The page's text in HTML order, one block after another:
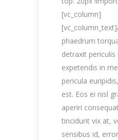
[vc_column]
phaedrum
detraxit periculis
expetendis in
pericula
est. Eos ei nisl
aperiri
tincidunt vix at,
sensibus id,